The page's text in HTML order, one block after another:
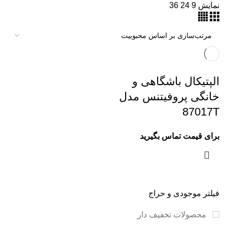
فیلتر موجودی و حراج
محصولات تخفیف دار
نمایش 9
24
36
الپتیکال باشگاهی و
خانگی پروفیتنس مدل
87017T
برای قیمت تماس بگیرید